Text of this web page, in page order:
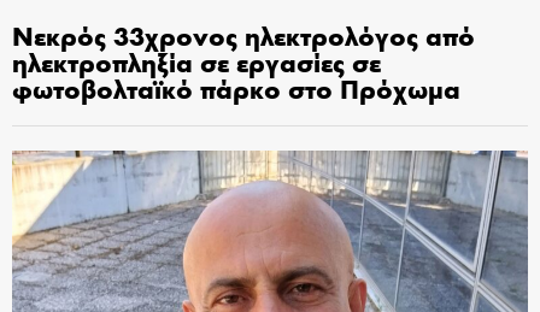
Νεκρός 33χρονος ηλεκτρολόγος από
ηλεκτροπληξία σε εργασίες σε
φωτοβολταϊκό πάρκο στο Πρόχωμα